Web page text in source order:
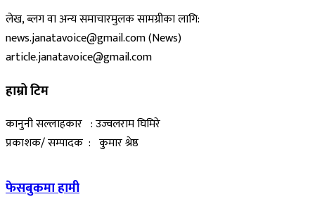
लेख, ब्लग वा अन्य समाचारमुलक सामग्रीका लागि:
news.janatavoice@gmail.com (News)
article.janatavoice@gmail.com
हाम्रो टिम
कानुनी सल्लाहकार : उज्वलराम घिमिरे
प्रकाशक/ सम्पादक : कुमार श्रेष्ठ
फेसबुकमा हामी